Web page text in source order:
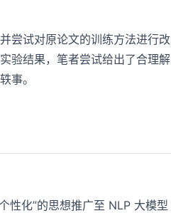
尝试对原论文的训练方法进行改
验结果，笔者尝试给出了合理解
事。
性化”的思想推广至 NLP 大模型